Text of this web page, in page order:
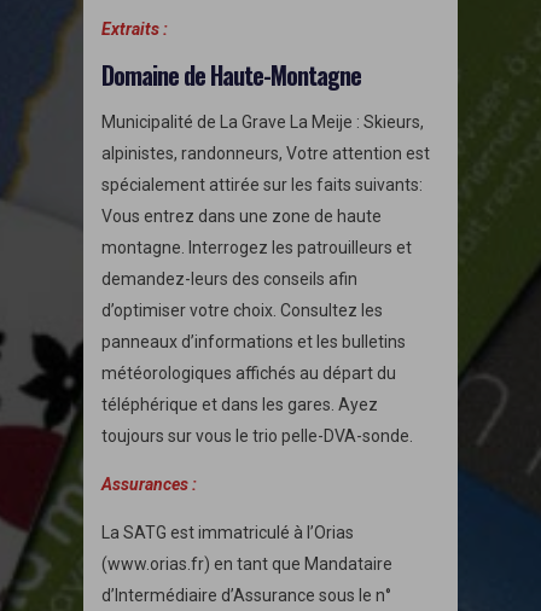
Extraits :
Domaine de Haute-Montagne
Municipalité de La Grave La Meije : Skieurs,
alpinistes, randonneurs, Votre attention est
spécialement attirée sur les faits suivants:
Vous entrez dans une zone de haute
montagne. Interrogez les patrouilleurs et
demandez-leurs des conseils afin
d’optimiser votre choix. Consultez les
panneaux d’informations et les bulletins
météorologiques affichés au départ du
téléphérique et dans les gares. Ayez
toujours sur vous le trio pelle-DVA-sonde.
Assurances :
La SATG est immatriculé à l’Orias
(www.orias.fr) en tant que Mandataire
d’Intermédiaire d’Assurance sous le n°